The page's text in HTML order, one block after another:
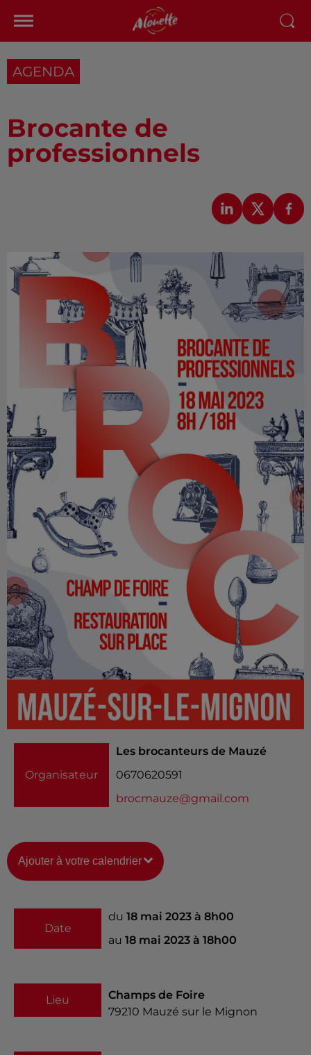
AGENDA
Brocante de
professionnels
Organisateur
Les brocanteurs de Mauzé
0670620591
brocmauze@gmail.com
Ajouter à votre calendrier
Date
du 18 mai 2023 à 8h00
au 18 mai 2023 à 18h00
Lieu
Champs de Foire
79210 Mauzé sur le Mignon